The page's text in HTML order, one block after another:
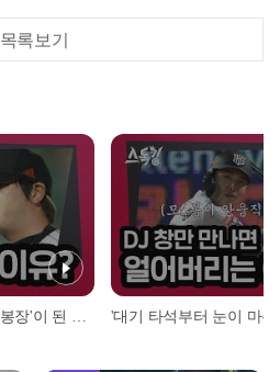
목록보기
김성배가 롯데 CCTV 사건 '선봉장'이 된 이유? | #스톡킹 EP.12-4